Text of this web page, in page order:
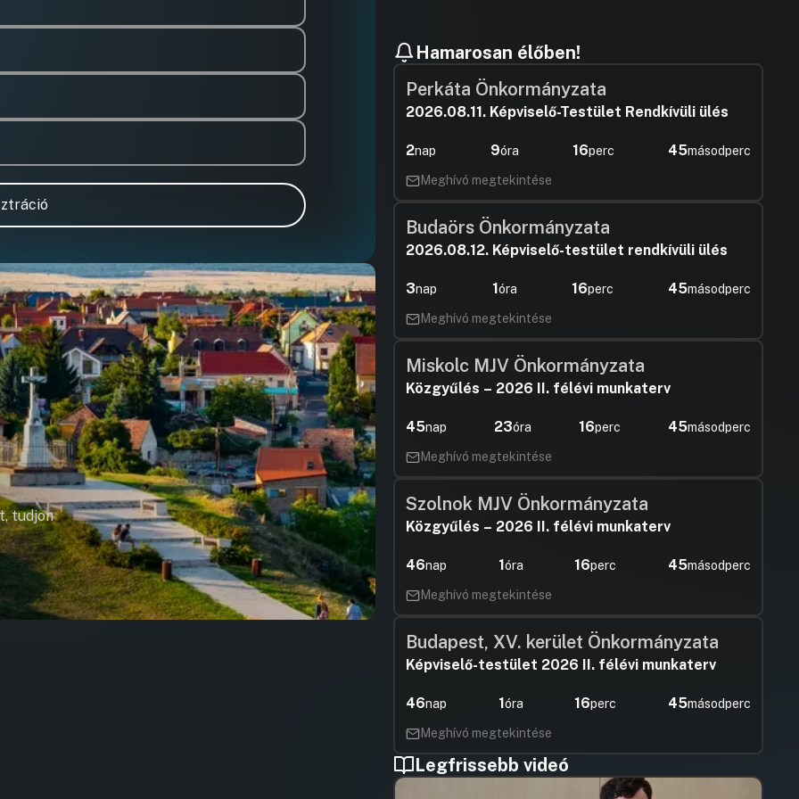
tudjon
Hamarosan élőben!
Perkáta Önkormányzata
2026.08.11. Képviselő-Testület Rendkívüli ülés
2nap 9óra 16perc 44másodperc
Meghívó megtekintése
Budaörs Önkormányzata
2026.08.12. Képviselő-testület rendkívüli ülés
3nap 1óra 16perc 44másodperc
Meghívó megtekintése
Miskolc MJV Önkormányzata
Közgyűlés – 2026 II. félévi munkaterv
45nap 23óra 16perc 44másodperc
Meghívó megtekintése
Szolnok MJV Önkormányzata
Közgyűlés – 2026 II. félévi munkaterv
46nap 1óra 16perc 44másodperc
Meghívó megtekintése
Budapest, XV. kerület Önkormányzata
Képviselő-testület 2026 II. félévi munkaterv
46nap 1óra 16perc 44másodperc
Meghívó megtekintése
Legfrissebb videó